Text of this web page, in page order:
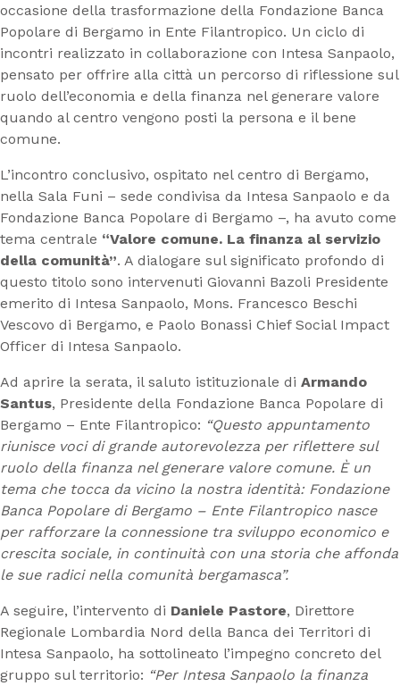
occasione della trasformazione della Fondazione Banca
Popolare di Bergamo in Ente Filantropico. Un ciclo di
incontri realizzato in collaborazione con Intesa Sanpaolo,
pensato per offrire alla città un percorso di riflessione sul
ruolo dell’economia e della finanza nel generare valore
quando al centro vengono posti la persona e il bene
comune.
L’incontro conclusivo, ospitato nel centro di Bergamo,
nella Sala Funi – sede condivisa da Intesa Sanpaolo e da
Fondazione Banca Popolare di Bergamo –, ha avuto come
tema centrale “Valore comune. La finanza al servizio
della comunità”. A dialogare sul significato profondo di
questo titolo sono intervenuti Giovanni Bazoli Presidente
emerito di Intesa Sanpaolo, Mons. Francesco Beschi
Vescovo di Bergamo, e Paolo Bonassi Chief Social Impact
Officer di Intesa Sanpaolo.
Ad aprire la serata, il saluto istituzionale di Armando
Santus, Presidente della Fondazione Banca Popolare di
Bergamo – Ente Filantropico: “Questo appuntamento
riunisce voci di grande autorevolezza per riflettere sul
ruolo della finanza nel generare valore comune. È un
tema che tocca da vicino la nostra identità: Fondazione
Banca Popolare di Bergamo – Ente Filantropico nasce
per rafforzare la connessione tra sviluppo economico e
crescita sociale, in continuità con una storia che affonda
le sue radici nella comunità bergamasca”.
A seguire, l’intervento di Daniele Pastore, Direttore
Regionale Lombardia Nord della Banca dei Territori di
Intesa Sanpaolo, ha sottolineato l’impegno concreto del
gruppo sul territorio: “Per Intesa Sanpaolo la finanza